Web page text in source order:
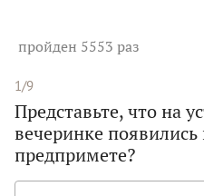
пройден 5553 раз
1/9
Представьте, что на
вечеринке
предпримете?